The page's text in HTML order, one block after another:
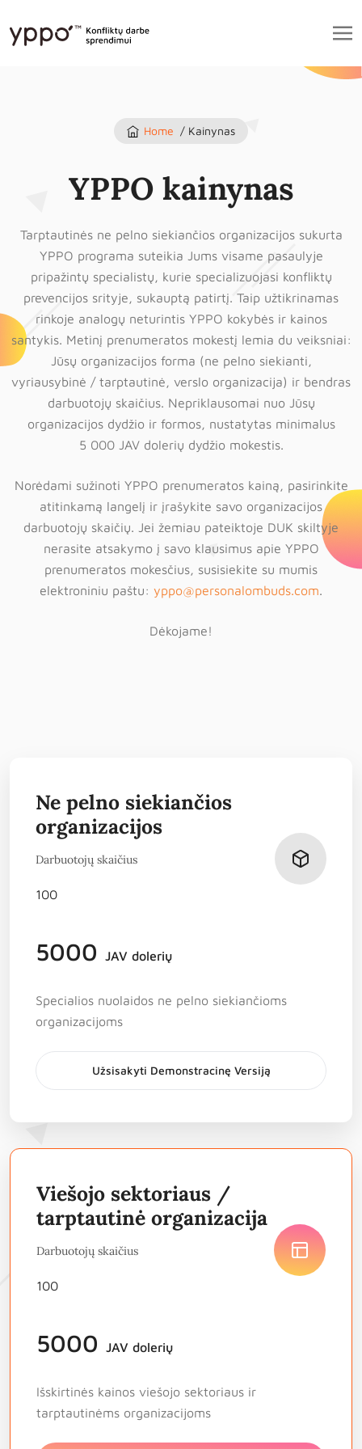
Home / Kainynas
YPPO kainynas
Tarptautinės ne pelno siekiančios organizacijos sukurta
YPPO programa suteikia Jums visame pasaulyje
pripažintų specialistų, kurie specializuojasi konfliktų
prevencijos srityje, sukauptą patirtį. Taip užtikrinamas
rinkoje analogų neturintis YPPO kokybės ir kainos
santykis. Metinį prenumeratos mokestį lemia du veiksniai:
Jūsų organizacijos forma (ne pelno siekianti,
vyriausybinė / tarptautinė, verslo organizacija) ir bendras
darbuotojų skaičius. Nepriklausomai nuo Jūsų
organizacijos dydžio ir formos, nustatytas minimalus
5 000 JAV dolerių dydžio mokestis.
Norėdami sužinoti YPPO prenumeratos kainą, pasirinkite
atitinkamą langelį ir įrašykite savo organizacijos
darbuotojų skaičių. Jei žemiau pateiktoje DUK skiltyje
nerasite atsakymo į savo klausimus apie YPPO
prenumeratos mokesčius, susisiekite su mumis
elektroniniu paštu: yppo@personalombuds.com.
Dėkojame!
Ne pelno siekiančios
organizacijos
Darbuotojų skaičius
5000 JAV dolerių
Specialios nuolaidos ne pelno siekiančioms
organizacijoms
Užsisakyti Demonstracinę Versiją
Viešojo sektoriaus /
tarptautinė organizacija
Darbuotojų skaičius
5000 JAV dolerių
Išskirtinės kainos viešojo sektoriaus ir
tarptautinėms organizacijoms